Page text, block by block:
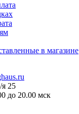
в магазине
я 25
до 20.00 мск